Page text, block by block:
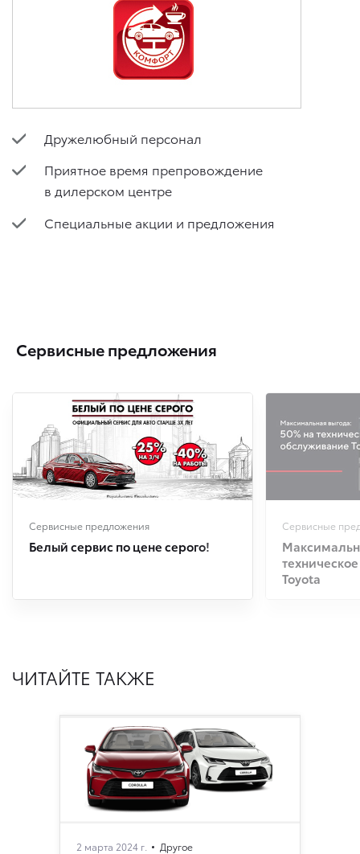
Дружелюбный персонал
Приятное время препровождение
в дилерском центре
Специальные акции и предложения
Сервисные предложения
Сервисные предложения
Белый сервис по цене серого!
Сервисные
Toyota
ЧИТАЙТЕ ТАКЖЕ
2 марта 2024 г. Другое